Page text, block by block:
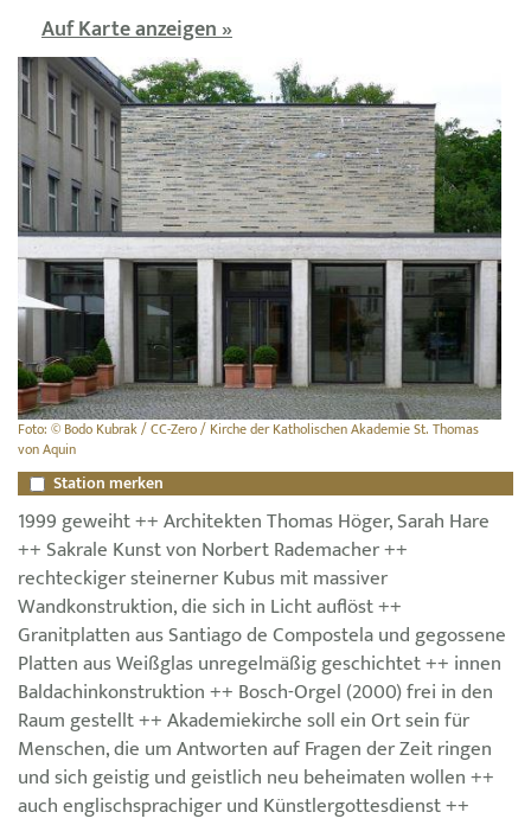
Auf Karte anzeigen »
Foto: © Bodo Kubrak / CC-Zero / Kirche der Katholischen Akademie St. Thomas
von Aquin
Station merken
1999 geweiht ++ Architekten Thomas Höger, Sarah Hare
++ Sakrale Kunst von Norbert Rademacher ++
rechteckiger steinerner Kubus mit massiver
Wandkonstruktion, die sich in Licht auflöst ++
Granitplatten aus Santiago de Compostela und gegossene
Platten aus Weißglas unregelmäßig geschichtet ++ innen
Baldachinkonstruktion ++ Bosch-Orgel (2000) frei in den
Raum gestellt ++ Akademiekirche soll ein Ort sein für
Menschen, die um Antworten auf Fragen der Zeit ringen
und sich geistig und geistlich neu beheimaten wollen ++
auch englischsprachiger und Künstlergottesdienst ++